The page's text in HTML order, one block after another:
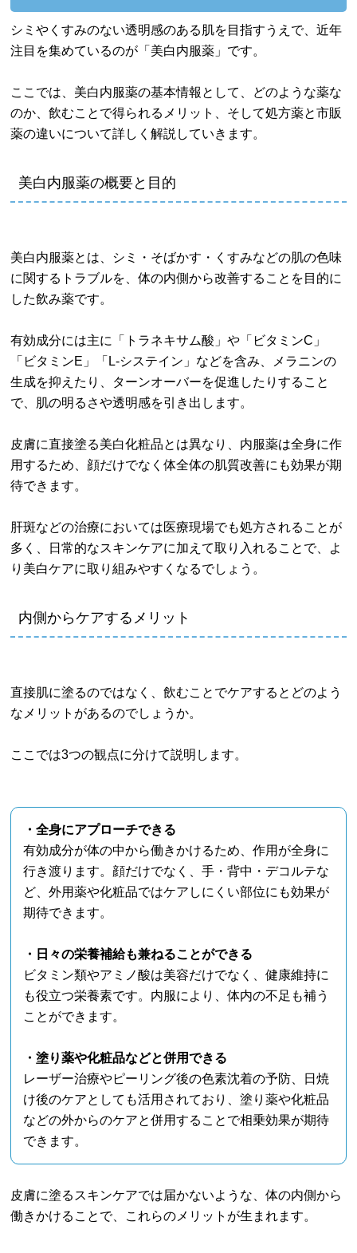
シミやくすみのない透明感のある肌を目指すうえで、近年
注目を集めているのが「美白内服薬」です。
ここでは、美白内服薬の基本情報として、どのような薬な
のか、飲むことで得られるメリット、そして処方薬と市販
薬の違いについて詳しく解説していきます。
美白内服薬の概要と目的
美白内服薬とは、シミ・そばかす・くすみなどの肌の色味
に関するトラブルを、体の内側から改善することを目的に
した飲み薬です。
有効成分には主に「トラネキサム酸」や「ビタミンC」
「ビタミンE」「L-システイン」などを含み、メラニンの
生成を抑えたり、ターンオーバーを促進したりすること
で、肌の明るさや透明感を引き出します。
皮膚に直接塗る美白化粧品とは異なり、内服薬は全身に作
用するため、顔だけでなく体全体の肌質改善にも効果が期
待できます。
肝斑などの治療においては医療現場でも処方されることが
多く、日常的なスキンケアに加えて取り入れることで、よ
り美白ケアに取り組みやすくなるでしょう。
内側からケアするメリット
直接肌に塗るのではなく、飲むことでケアするとどのよう
なメリットがあるのでしょうか。
ここでは3つの観点に分けて説明します。
・全身にアプローチできる
有効成分が体の中から働きかけるため、作用が全身に
行き渡ります。顔だけでなく、手・背中・デコルテな
ど、外用薬や化粧品ではケアしにくい部位にも効果が
期待できます。
・日々の栄養補給も兼ねることができる
ビタミン類やアミノ酸は美容だけでなく、健康維持に
も役立つ栄養素です。内服により、体内の不足も補う
ことができます。
・塗り薬や化粧品などと併用できる
レーザー治療やピーリング後の色素沈着の予防、日焼
け後のケアとしても活用されており、塗り薬や化粧品
などの外からのケアと併用することで相乗効果が期待
できます。
皮膚に塗るスキンケアでは届かないような、体の内側から
働きかけることで、これらのメリットが生まれます。